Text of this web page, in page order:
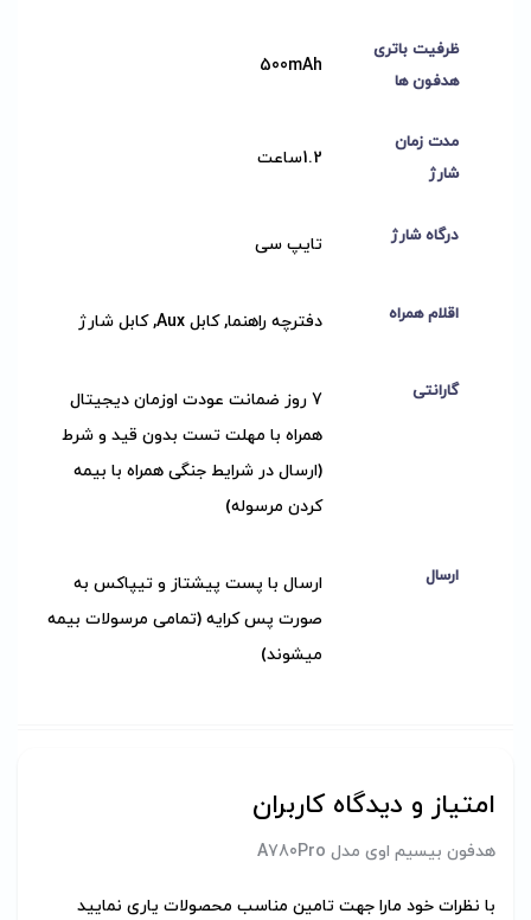
ظرفیت باتری
هدفون ها
500mAh
مدت زمان
شارژ
1.2ساعت
درگاه شارژ تایپ سی
اقلام همراه دفترچه راهنما, کابل Aux, کابل شارژ
گارانتی
7 روز ضمانت عودت اوزمان دیجیتال
همراه با مهلت تست بدون قید و شرط
(ارسال در شرایط جنگی همراه با بیمه
کردن مرسوله)
ارسال
ارسال با پست پیشتاز و تیپاکس به
صورت پس کرایه (تمامی مرسولات بیمه
میشوند)
امتیاز و دیدگاه کاربران
هدفون بیسیم اوی مدل A780Pro
با نظرات خود مارا جهت تامین مناسب محصولات یاری نمایید